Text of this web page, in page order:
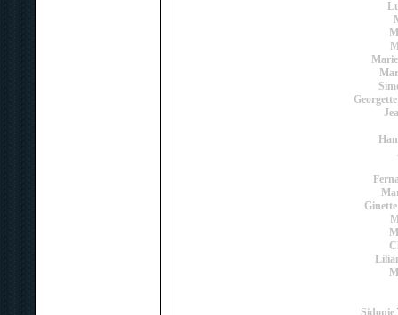
Georgette
Ginette
Sidonie